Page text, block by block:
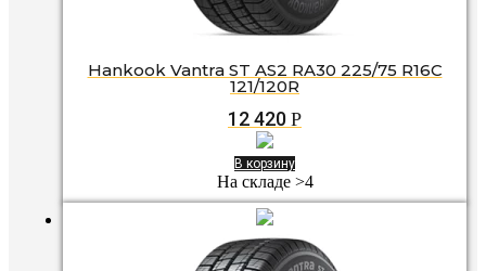
Hankook Vantra ST AS2 RA30 225/75 R16C
121/120R
12 420 Р
В корзину
На складе >4